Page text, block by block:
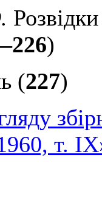
)
(227)
т.